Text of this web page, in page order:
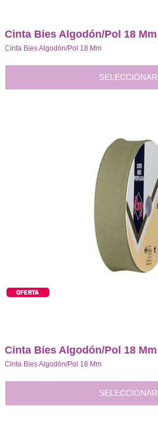
Cinta Bies Algodón/Pol 18 Mm
Cinta Bies Algodón/Pol 18 Mm
SELECCIONAR
Cinta Bies Algodón/Pol 18 Mm
Cinta Bies Algodón/Pol 18 Mm
SELECCIONAR